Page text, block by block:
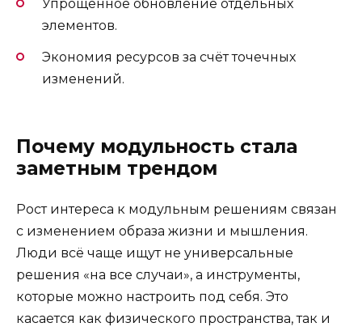
Упрощённое обновление отдельных
элементов.
Экономия ресурсов за счёт точечных
изменений.
Почему модульность стала
заметным трендом
Рост интереса к модульным решениям связан
с изменением образа жизни и мышления.
Люди всё чаще ищут не универсальные
решения «на все случаи», а инструменты,
которые можно настроить под себя. Это
касается как физического пространства, так и